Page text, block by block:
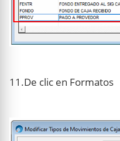
11.De clic en Formatos